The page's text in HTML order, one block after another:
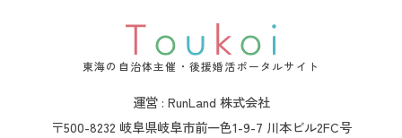
東海の自治体主催・後援婚活ポータルサイト
運営 : RunLand 株式会社
〒500-8232 岐阜県岐阜市前一色1-9-7 川本ビル2FC号